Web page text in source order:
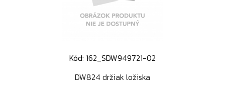
Kód: 162_SDW949721-02
DW824 držiak ložiska